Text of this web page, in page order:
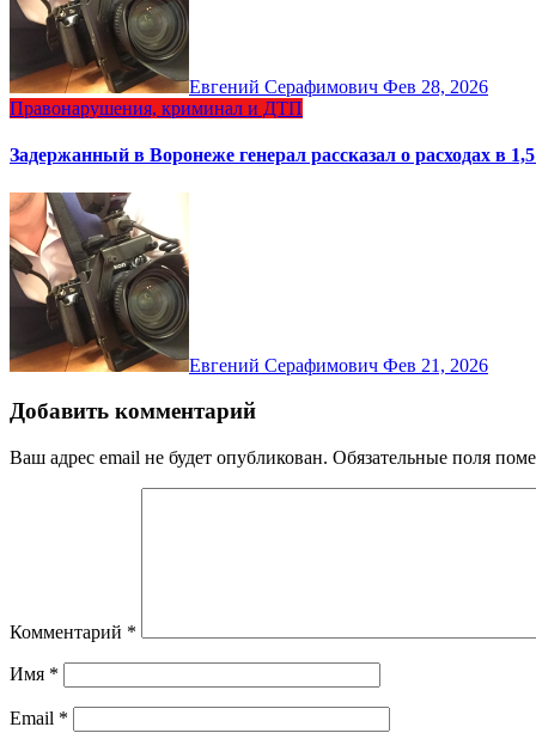
Евгений Серафимович Фев 28, 2026
Правонарушения, криминал и ДТП
Задержанный в Воронеже генерал рассказал о расходах в
Евгений Серафимович Фев 21, 2026
Добавить комментарий
Ваш адрес email не будет опубликован. Обязательные поля
Комментарий *
Имя *
Email *